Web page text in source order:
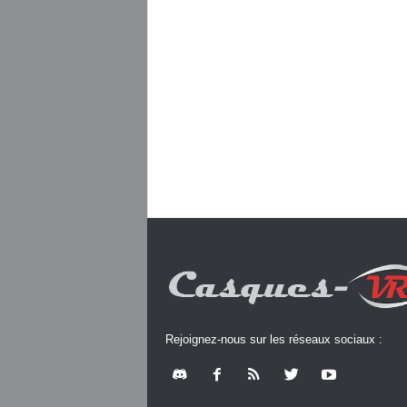
Rejoignez-nous sur les réseaux sociaux :